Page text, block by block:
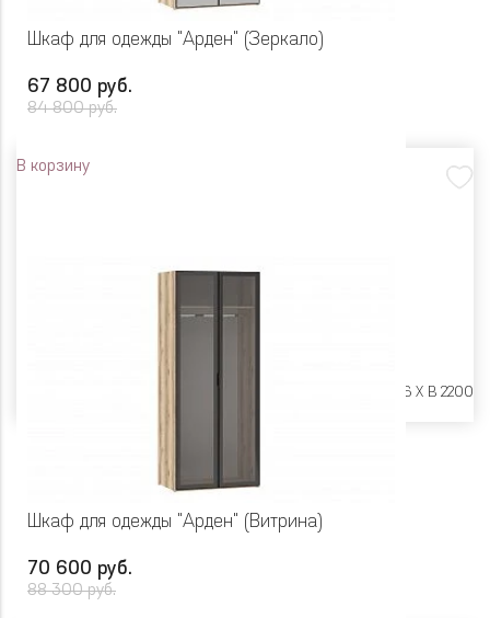
Шкаф для одежды "Арден" (Зеркало)
67 800 руб.
84 800 руб.
В корзину
Ш 900 X Г 606 X В 2200
Шкаф для одежды "Арден" (Витрина)
70 600 руб.
88 300 руб.